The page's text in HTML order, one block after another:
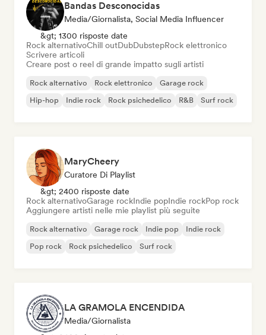
Bandas Desconocidas
Media/Giornalista, Social Media Influencer
&gt; 1300 risposte date
Rock alternativoChill outDubDubstepRock elettronico
Scrivere articoli
Creare post o reel di grande impatto sugli artisti
Rock alternativo Rock elettronico
Garage rock
Hip-hop
Indie rock Rock psichedelico R&B Surf rock
MaryCheery
Curatore Di Playlist
&gt; 2400 risposte date
Rock alternativoGarage rockIndie popIndie rockPop rock
Aggiungere artisti nelle mie playlist più seguite
Rock alternativo Garage rock Indie pop
Indie rock
Pop rock
Rock psichedelico Surf rock
LA GRAMOLA ENCENDIDA
Media/Giornalista